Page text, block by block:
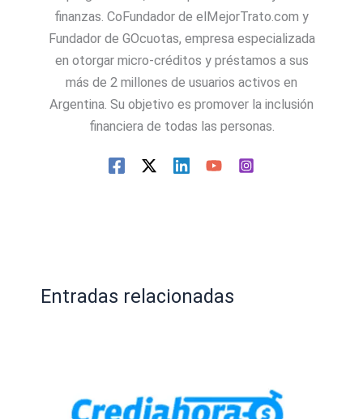
finanzas. CoFundador de elMejorTrato.com y
Fundador de GOcuotas, empresa especializada
en otorgar micro-créditos y préstamos a sus
más de 2 millones de usuarios activos en
Argentina. Su objetivo es promover la inclusión
financiera de todas las personas.
Entradas relacionadas